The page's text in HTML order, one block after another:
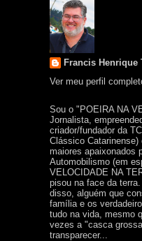
Francis Henrique
Ver meu perfil
Sou o "POEIRA NA
Jornalista,
criador/fundador da
Clássico Catarinense)
maiores apaixonados
Automobilismo (em
VELOCIDADE NA
pisou na face da terra.
disso, alguém que
família e os
tudo na vida, mesmo
vezes a "casca
transparecer...